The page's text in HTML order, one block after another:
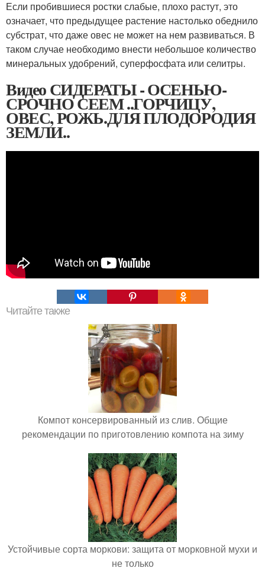
Если пробившиеся ростки слабые, плохо растут, это
означает, что предыдущее растение настолько обеднило
субстрат, что даже овес не может на нем развиваться. В
таком случае необходимо внести небольшое количество
минеральных удобрений, суперфосфата или селитры.
Видео СИДЕРАТЫ - ОСЕНЬЮ-
СРОЧНО СЕЕМ ..ГОРЧИЦУ,
ОВЕС, РОЖЬ.ДЛЯ ПЛОДОРОДИЯ
ЗЕМЛИ..
Читайте также
Компот консервированный из слив. Общие
рекомендации по приготовлению компота на зиму
Устойчивые сорта моркови: защита от морковной мухи и
не только